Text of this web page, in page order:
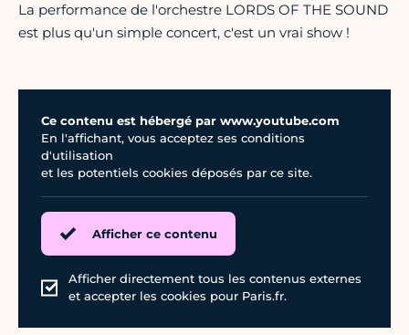
La performance de l'orchestre LORDS OF THE SOUND
est plus qu'un simple concert, c'est un vrai show !
Ce contenu est hébergé par www.youtube.com
En l'affichant, vous acceptez ses conditions
d'utilisation
et les potentiels cookies déposés par ce site.
Afficher ce contenu
Afficher directement tous les contenus externes
et accepter les cookies pour Paris.fr.